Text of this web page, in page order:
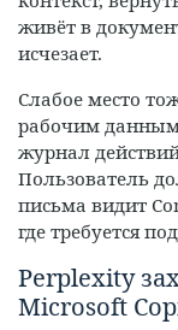
живёт в
исчезает.
Слабое место
рабочим
журнал
Пользователь
письма видит
где требуется
Perplexity
Microsoft